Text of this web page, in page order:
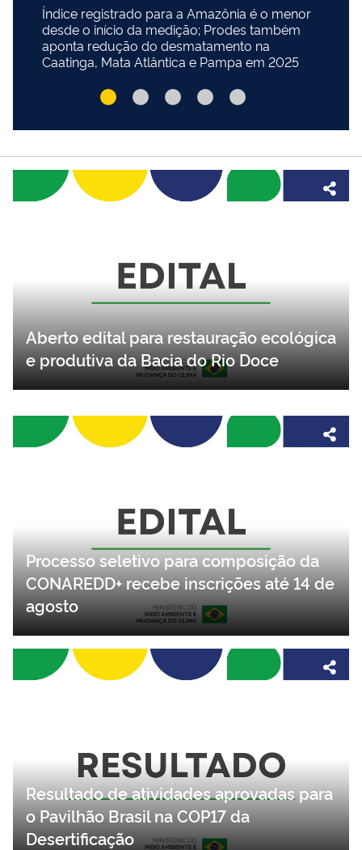
Índice registrado para a Amazônia é o menor
desde o início da medição; Prodes também
aponta redução do desmatamento na
Caatinga, Mata Atlântica e Pampa em 2025
Aberto edital para restauração ecológica
e produtiva da Bacia do Rio Doce
Processo seletivo para composição da
CONAREDD+ recebe inscrições até 14 de
agosto
Resultado de atividades aprovadas para
o Pavilhão Brasil na COP17 da
Desertificação